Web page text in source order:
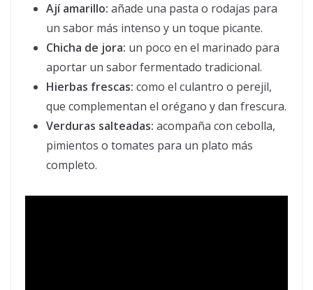
Ají amarillo: añade una pasta o rodajas para
un sabor más intenso y un toque picante.
Chicha de jora: un poco en el marinado para
aportar un sabor fermentado tradicional.
Hierbas frescas: como el culantro o perejil,
que complementan el orégano y dan frescura.
Verduras salteadas: acompaña con cebolla,
pimientos o tomates para un plato más
completo.